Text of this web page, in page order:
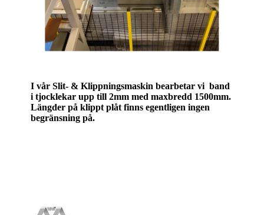
I vår Slit- & Klippningsmaskin bearbetar vi band
i tjocklekar upp till 2mm med maxbredd 1500mm.
Längder på klippt plåt finns egentligen ingen
begränsning på.